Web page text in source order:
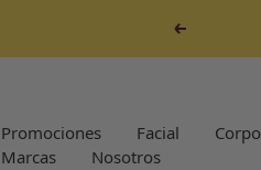
Anterior
Promociones Facial
Marcas
Nosotros